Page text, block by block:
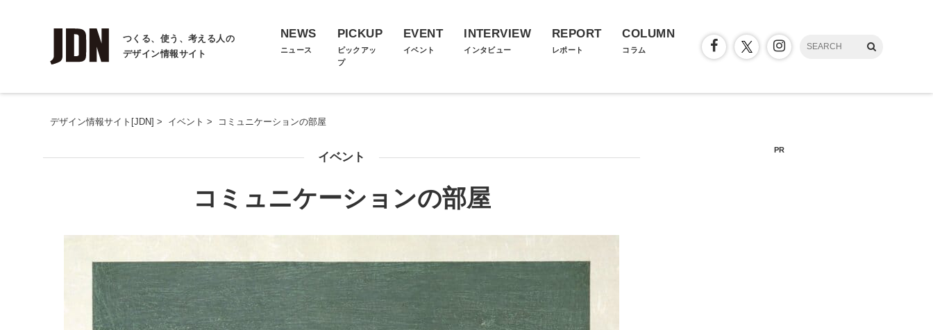
つくる、使う、考える人の
デザイン情報サイト
NEWS
ニュース
PICKUP
ピックアッ
プ
EVENT
イベント
INTERVIEW
インタビュー
REPORT
レポート
COLUMN
コラム
デザイン情報サイト[JDN] > イベント > コミュニケーションの部屋
イベント
コミュニケーションの部屋
PR